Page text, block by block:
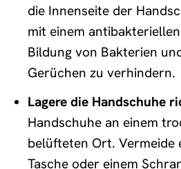
die Innenseite der
mit einem
Bildung von Bakterien
Gerüchen zu verhindern.
Lagere die Handschuhe
Handschuhe an einem
belüfteten Ort. Vermeide
Tasche oder einem